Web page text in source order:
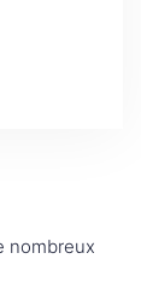
nombreux